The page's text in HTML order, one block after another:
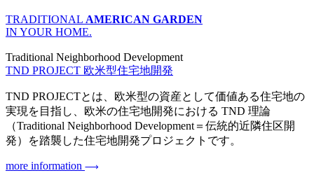
TRADITIONAL AMERICAN GARDEN
IN YOUR HOME.
Traditional Neighborhood Development
TND PROJECT 欧米型住宅地開発
TND PROJECTとは、欧米型の資産として価値ある住宅地の
実現を目指し、欧米の住宅地開発における TND 理論
（Traditional Neighborhood Development＝伝統的近隣住区開
発）を踏襲した住宅地開発プロジェクトです。
more information